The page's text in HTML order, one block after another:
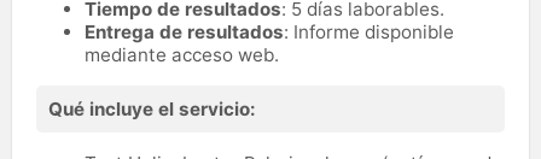
Tiempo de resultados: 5 días laborables.
Entrega de resultados: Informe disponible
mediante acceso web.
Qué incluye el servicio: